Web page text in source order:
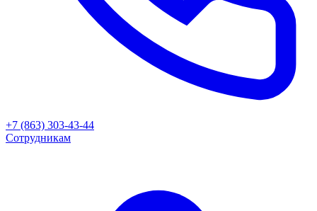
+7 (863) 303-43-44
Сотрудникам